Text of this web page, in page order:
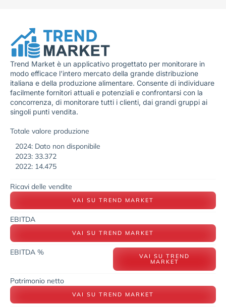
Trend Market è un applicativo progettato per monitorare in
modo efficace l’intero mercato della grande distribuzione
italiana e della produzione alimentare. Consente di individuare
facilmente fornitori attuali e potenziali e confrontarsi con la
concorrenza, di monitorare tutti i clienti, dai grandi gruppi ai
singoli punti vendita.
Totale valore produzione
2024: Dato non disponibile
2023: 33.372
2022: 14.475
Ricavi delle vendite
VAI SU TREND MARKET
EBITDA
VAI SU TREND MARKET
EBITDA % VAI SU TREND
MARKET
Patrimonio netto
VAI SU TREND MARKET